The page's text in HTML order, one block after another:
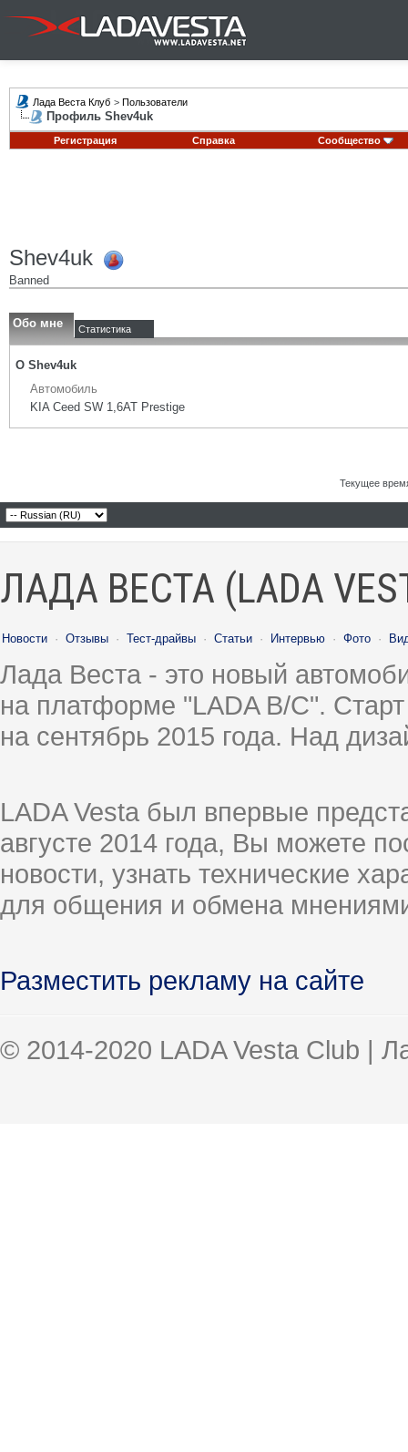
Лада Веста Клуб > Пользователи
Профиль Shev4uk
Регистрация Справка Сообщество
Shev4uk
Banned
Обо мне Статистика
О Shev4uk
Автомобиль
KIA Ceed SW 1,6AT Prestige
Текущее
ЛАДА ВЕСТА (LADA
Новости · Отзывы · Тест-драйвы · Статьи · Интервью · Фото ·
Лада Веста - это новый
на платформе "LADA B/C".
на сентябрь 2015 года. Над
LADA Vesta был впервые
августе 2014 года, Вы можете
новости, узнать технические
для общения и обмена
Разместить рекламу на сайте
© 2014-2020 LADA Vesta Club |